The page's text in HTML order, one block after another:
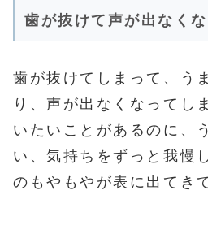
歯が抜けて声が出なく
歯が抜けてしまって、う
り、声が出なくなってし
いたいことがあるのに、
い、気持ちをずっと我慢
のもやもやが表に出てき